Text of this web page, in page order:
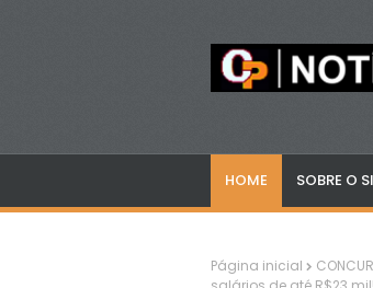
HOME SOBRE O
Página inicial